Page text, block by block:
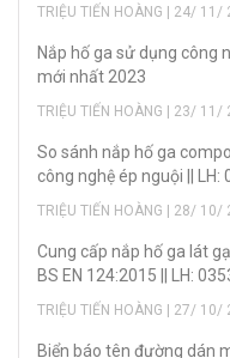
TRIỆU TIẾN HOÀNG | 24/ 11/
Nắp hố ga sử dụng công
mới nhất 2023
TRIỆU TIẾN HOÀNG | 23/ 11/
So sánh nắp hố ga
công nghệ ép nguội || LH:
TRIỆU TIẾN HOÀNG | 28/ 10/
Cung cấp nắp hố ga lát
BS EN 124:2015 || LH:
TRIỆU TIẾN HOÀNG | 27/ 10/
Biển báo tên đường dán